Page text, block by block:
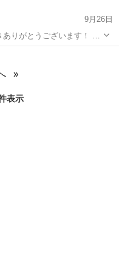
9月26日
がとうございます！ オ
トロン最北端のお店とし
表示